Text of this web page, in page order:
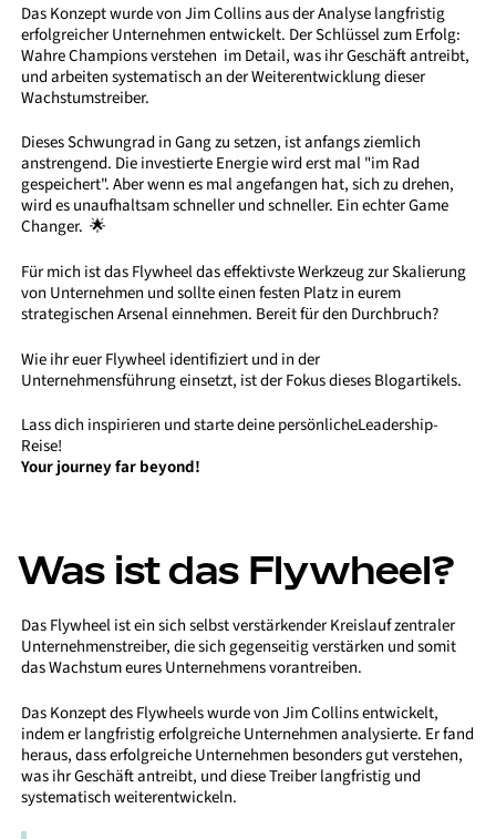
Das Konzept wurde von Jim Collins aus der Analyse langfristig
erfolgreicher Unternehmen entwickelt. Der Schlüssel zum Erfolg:
Wahre Champions verstehen im Detail, was ihr Geschäft antreibt,
und arbeiten systematisch an der Weiterentwicklung dieser
Wachstumstreiber.
Dieses Schwungrad in Gang zu setzen, ist anfangs ziemlich
anstrengend. Die investierte Energie wird erst mal "im Rad
gespeichert". Aber wenn es mal angefangen hat, sich zu drehen,
wird es unaufhaltsam schneller und schneller. Ein echter Game
Changer. 🌟
Für mich ist das Flywheel das effektivste Werkzeug zur Skalierung
von Unternehmen und sollte einen festen Platz in eurem
strategischen Arsenal einnehmen. Bereit für den Durchbruch?
Wie ihr euer Flywheel identifiziert und in der
Unternehmensführung einsetzt, ist der Fokus dieses Blogartikels.
Lass dich inspirieren und starte deine persönlicheLeadership-
Reise!
Your journey far beyond!
Was ist das Flywheel?
Das Flywheel ist ein sich selbst verstärkender Kreislauf zentraler
Unternehmenstreiber, die sich gegenseitig verstärken und somit
das Wachstum eures Unternehmens vorantreiben.
Das Konzept des Flywheels wurde von Jim Collins entwickelt,
indem er langfristig erfolgreiche Unternehmen analysierte. Er fand
heraus, dass erfolgreiche Unternehmen besonders gut verstehen,
was ihr Geschäft antreibt, und diese Treiber langfristig und
systematisch weiterentwickeln.